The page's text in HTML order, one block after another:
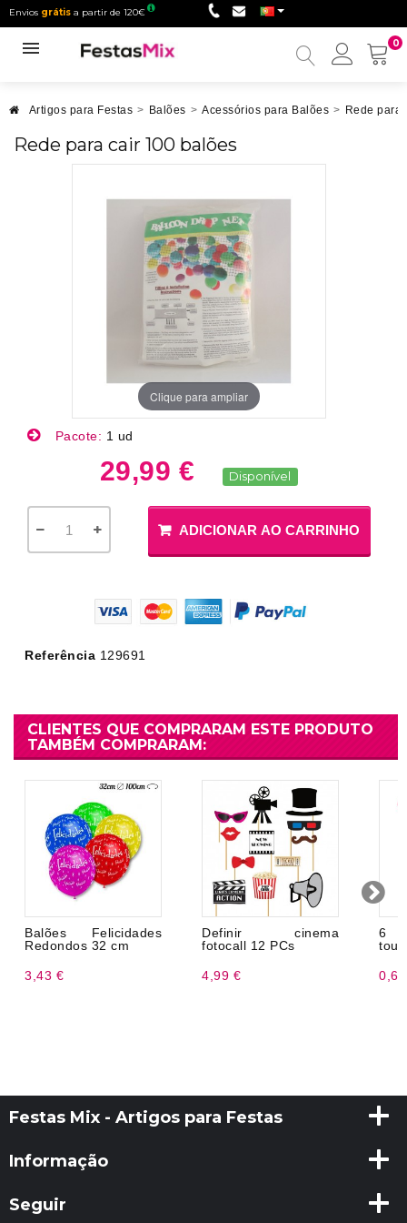
Envios grátis a partir de 120€
0
Minha
Artigos para Festas > Balões > Acessórios para Balões > Rede para
Rede para cair 100 balões
Clique para ampliar
Pacote: 1 ud
29,99 € Disponível
ADICIONAR AO CARRINHO
Referência 129691
CLIENTES QUE COMPRARAM ESTE PRODUTO
TAMBÉM COMPRARAM:
Balões Felicidades
Redondos 32 cm
3,43 €
Definir cinema
fotocall 12 PCs
4,99 €
6
Festas Mix - Artigos para Festas
Informação
Seguir